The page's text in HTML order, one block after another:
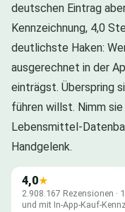
deutschen Eintrag
Kennzeichnung, 4,0
deutlichste Haken:
ausgerechnet in der
einträgst. Überspring
führen willst. Nimm
Lebensmittel-
Handgelenk.
4,0★
2.908.167 Rezensionen ·
und mit In-App-Kauf-